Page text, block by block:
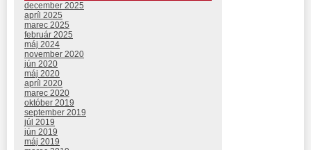
december 2025
apríl 2025
marec 2025
február 2025
máj 2024
november 2020
jún 2020
máj 2020
apríl 2020
marec 2020
október 2019
september 2019
júl 2019
jún 2019
máj 2019